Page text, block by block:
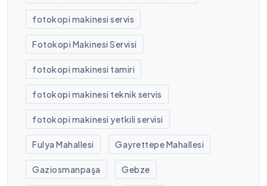
fotokopi makinesi servis
Fotokopi Makinesi Servisi
fotokopi makinesi tamiri
fotokopi makinesi teknik servis
fotokopi makinesi yetkili servisi
Fulya Mahallesi Gayrettepe Mahallesi
Gaziosmanpaşa Gebze